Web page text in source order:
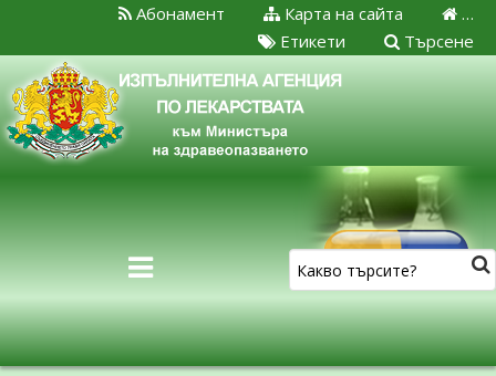
…
Карта на сайта
Абонамент
Търсене
Етикети